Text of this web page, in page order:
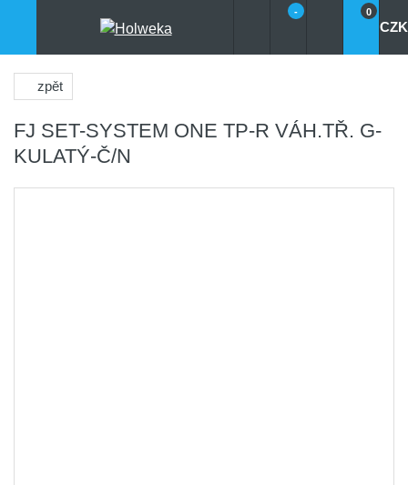
- 0
CZK
zpět
FJ SET-SYSTEM ONE TP-R VÁH.TŘ. G-
KULATÝ-Č/N